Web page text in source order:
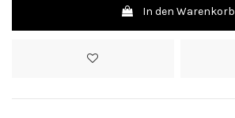
In den Warenkorb